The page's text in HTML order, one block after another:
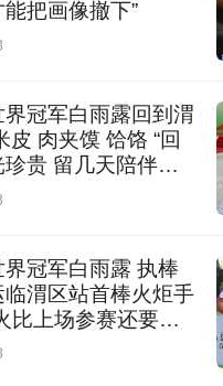
是抓实院感防控，进一
高病原学送检率；六是
实抗菌药物分级管理
全院各部门、各科室强
力，逐项补齐管理短板
把画像撤下”
冠军白雨露回到渭
夹馍 饸饹 “回
贵 留几天陪伴长
冠军白雨露 执棒
渭区站首棒火炬手
比上场参赛还要紧